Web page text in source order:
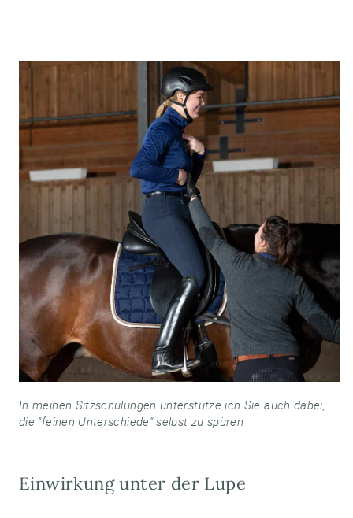
In meinen Sitzschulungen unterstütze ich Sie auch dabei,
die "feinen Unterschiede" selbst zu spüren
Einwirkung unter der Lupe